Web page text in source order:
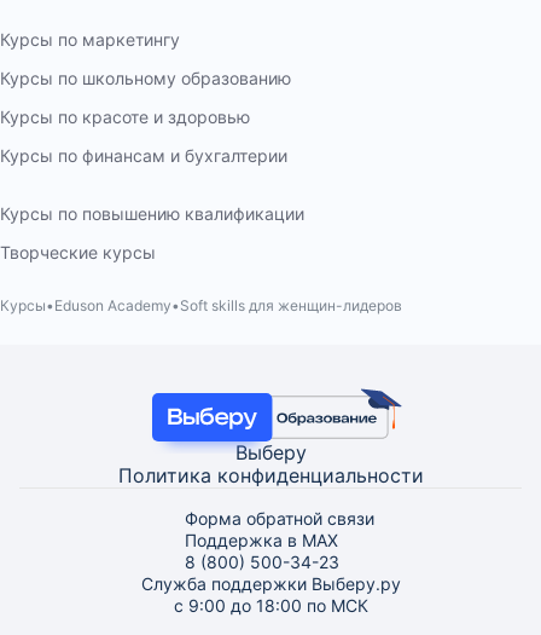
Курсы по маркетингу
Курсы по школьному образованию
Курсы по красоте и здоровью
Курсы по финансам и бухгалтерии
Курсы по повышению квалификации
Творческие курсы
Курсы Eduson Academy Soft skills для женщин-лидеров
Выберу
Политика конфиденциальности
Форма обратной связи
Поддержка в MAX
8 (800) 500-34-23
Служба поддержки Выберу.ру
с 9:00 до 18:00 по МСК